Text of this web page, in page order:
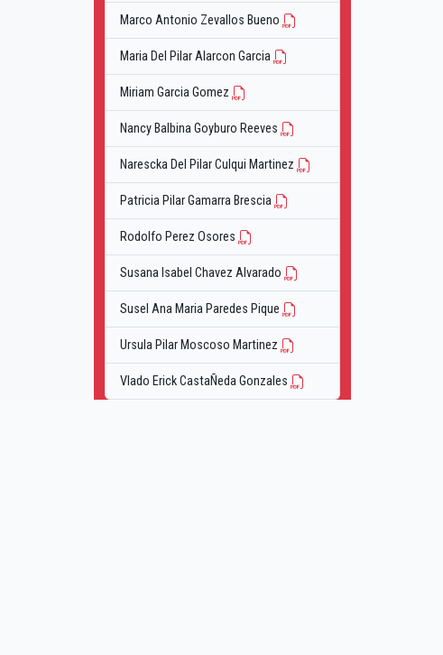
Marco Antonio Zevallos Bueno
Maria Del Pilar Alarcon Garcia
Miriam Garcia Gomez
Nancy Balbina Goyburo Reeves
Narescka Del Pilar Culqui Martinez
Patricia Pilar Gamarra Brescia
Rodolfo Perez Osores
Susana Isabel Chavez Alvarado
Susel Ana Maria Paredes Pique
Ursula Pilar Moscoso Martinez
Vlado Erick CastaÑeda Gonzales